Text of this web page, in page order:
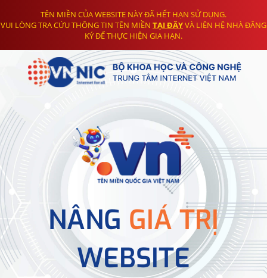
TÊN MIỀN CỦA WEBSITE NÀY ĐÃ HẾT HẠN SỬ DỤNG.
VUI LÒNG TRA CỨU THÔNG TIN TÊN MIỀN TẠI ĐÂYVÀ LIÊN HỆ NHÀ ĐĂNG
KÝ ĐỂ THỰC HIỆN GIA HẠN.
NÂNG GIÁ TRỊ
WEBSITE